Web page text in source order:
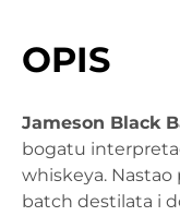
OPIS
Jameson Black
bogatu
whiskeya. Nastao
batch destilata i